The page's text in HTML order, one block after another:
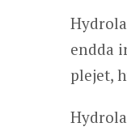
endda
plejet,